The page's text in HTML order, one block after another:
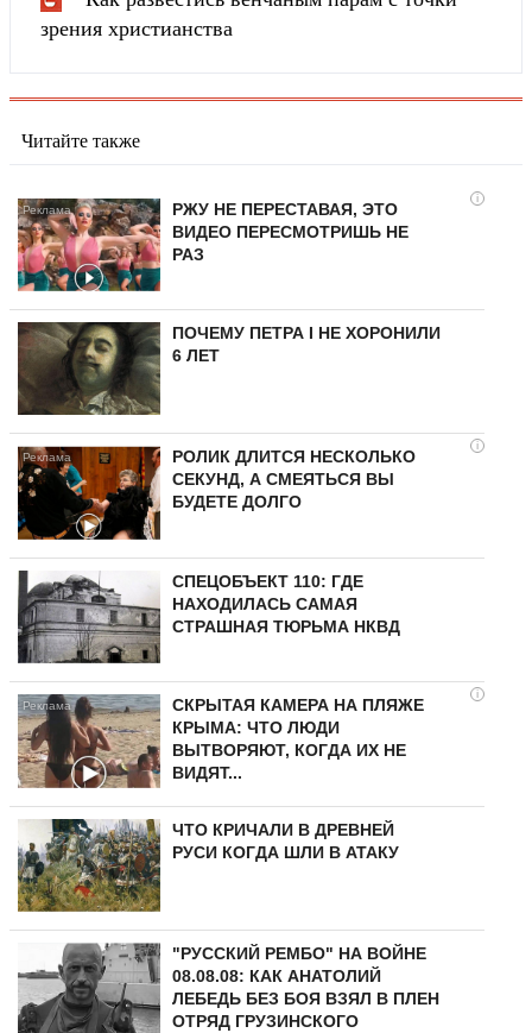
зрения христианства
Читайте также
i
РЖУ НЕ ПЕРЕСТАВАЯ, ЭТО
ВИДЕО ПЕРЕСМОТРИШЬ НЕ
РАЗ
ПОЧЕМУ ПЕТРА I НЕ ХОРОНИЛИ
6 ЛЕТ
i
РОЛИК ДЛИТСЯ НЕСКОЛЬКО
СЕКУНД, А СМЕЯТЬСЯ ВЫ
БУДЕТЕ ДОЛГО
СПЕЦОБЪЕКТ 110: ГДЕ
НАХОДИЛАСЬ САМАЯ
СТРАШНАЯ ТЮРЬМА НКВД
i
СКРЫТАЯ КАМЕРА НА ПЛЯЖЕ
КРЫМА: ЧТО ЛЮДИ
ВЫТВОРЯЮТ, КОГДА ИХ НЕ
ВИДЯТ...
ЧТО КРИЧАЛИ В ДРЕВНЕЙ
РУСИ КОГДА ШЛИ В АТАКУ
"РУССКИЙ РЕМБО" НА ВОЙНЕ
08.08.08: КАК АНАТОЛИЙ
ЛЕБЕДЬ БЕЗ БОЯ ВЗЯЛ В ПЛЕН
ОТРЯД ГРУЗИНСКОГО